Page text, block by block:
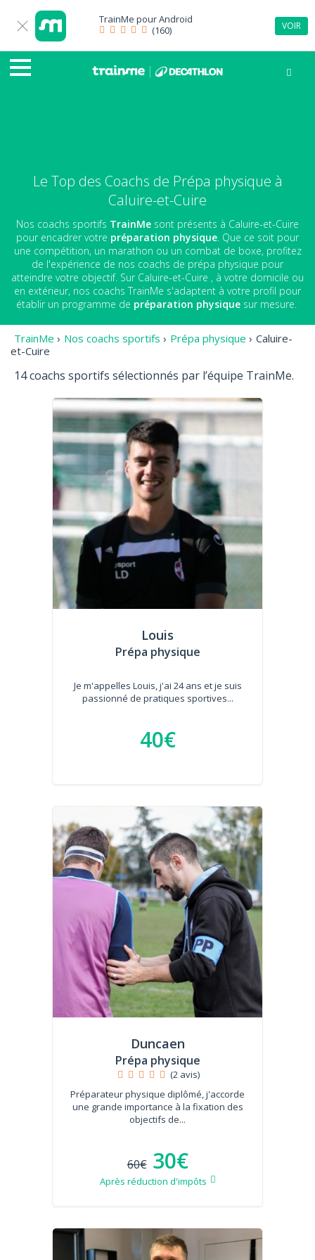
TrainMe pourAndroid
(160)
VOIR
Le Top des Coachs de Prépa physique à
Caluire-et-Cuire
Nos coachs sportifs TrainMe sont présents à Caluire-et-Cuire
pour encadrer votre préparation physique . Que ce soit pour
une compétition, un marathon ou un combat de boxe, profitez
de l'expérience de nos coachs de prépa physique pour
atteindre votre objectif. Sur Caluire-et-Cuire , à votre domicile ou
en extérieur, nos coachs TrainMe s'adaptent à votre profil pour
établir un programme de préparation physiquesur mesure.
TrainMe › Nos coachs sportifs › Prépa physique › Caluire-
et-Cuire
14 coachs sportifs sélectionnés par l’équipe TrainMe.
Louis
Prépa physique
Je m'appelles Louis, j'ai 24 ans et je suis
passionné de pratiques sportives...
40€
Duncaen
Prépa physique
(2 avis)
Préparateur physique diplômé, j'accorde
une grande importance à la fixation des
objectifs de...
60€ 30€
Après réduction d'impôts